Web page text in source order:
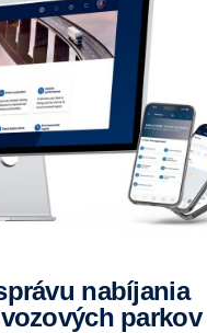
parkov